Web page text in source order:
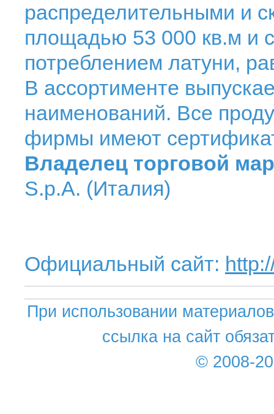
распределительными и
площадью 53 000 кв.м и
потреблением латуни,
В ассортименте
наименований. Все
фирмы имеют
Владелец торговой
S.p.A. (Италия)
Официальный сайт:
При использовании
ссылка на сайт
© 2008-